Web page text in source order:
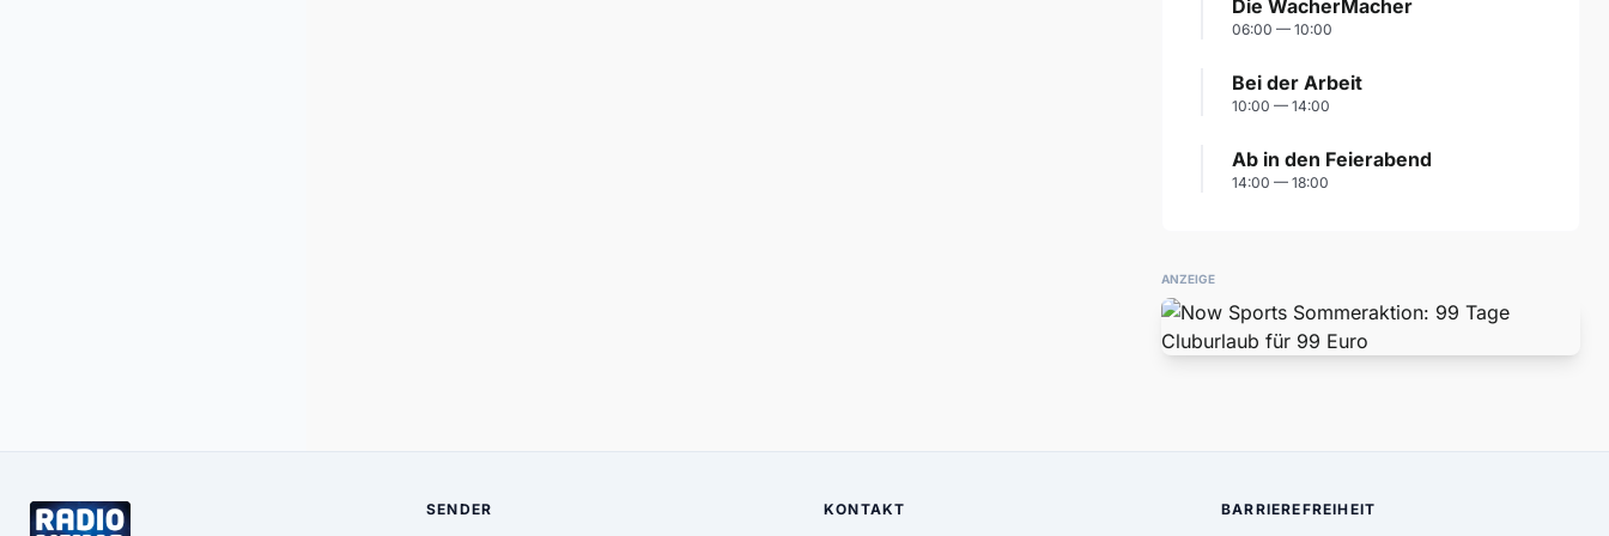
Die WacherMacher
06:00 — 10:00
Bei der Arbeit
10:00 — 14:00
Ab in den Feierabend
14:00 — 18:00
ANZEIGE
SENDER KONTAKT BARRIEREFREIHEIT